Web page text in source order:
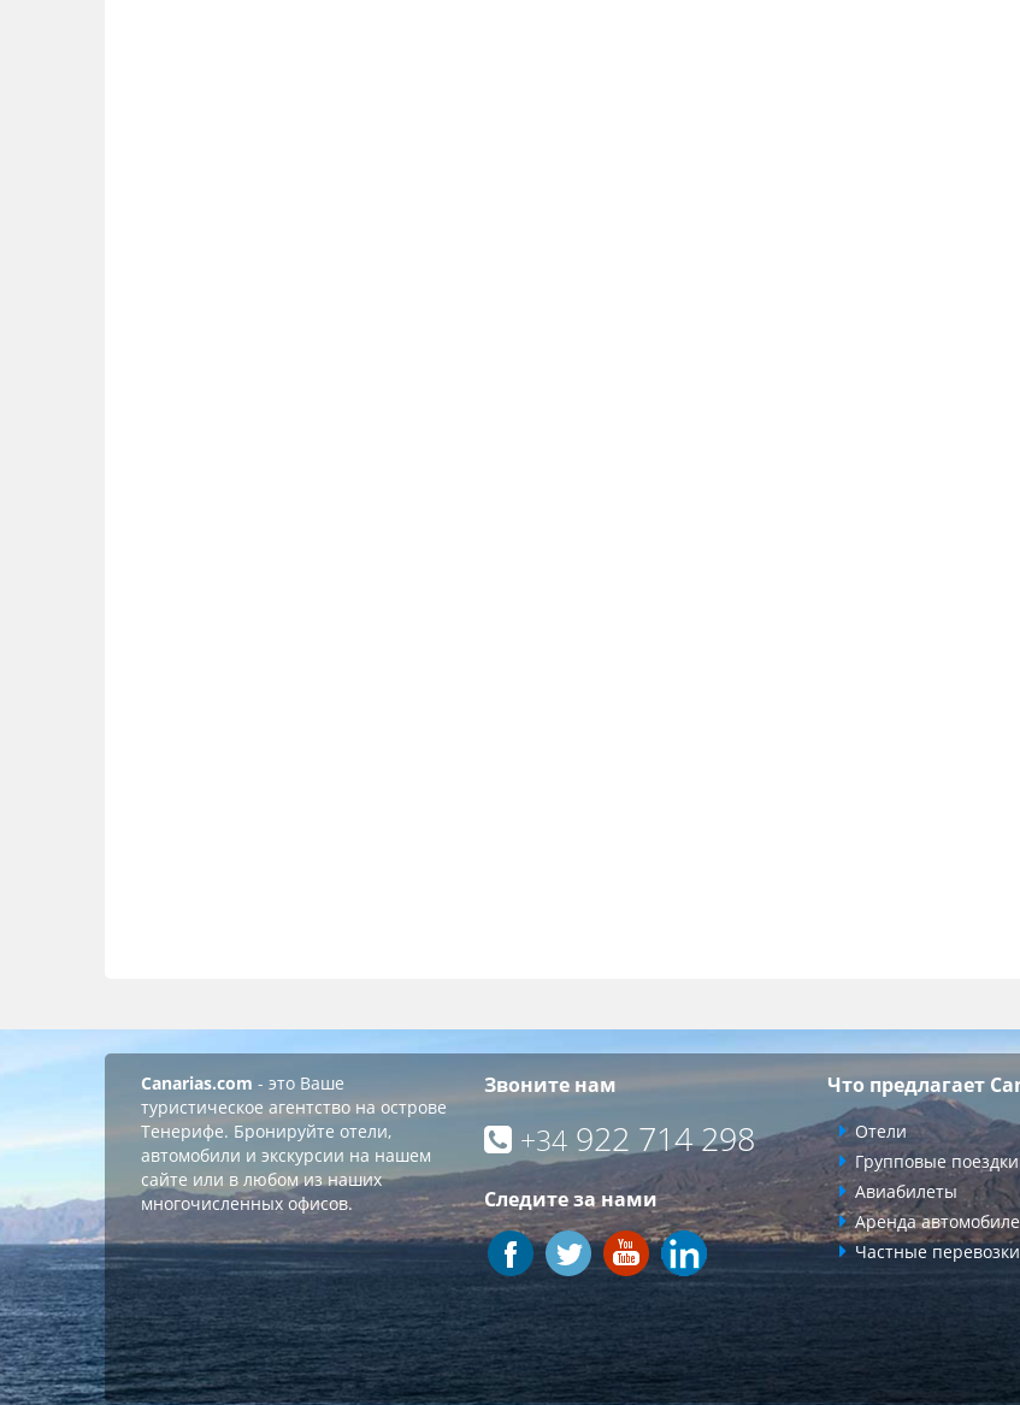
Canarias.com - это Ваше
туристическое агентство на острове
Тенерифе. Бронируйте отели,
автомобили и экскурсии на нашем
сайте или в любом из наших
многочисленных офисов.
Звоните нам
+34 922 714 298
Следите за нами
Что предлагает
Отели
Групповые поездки
Авиабилеты
Аренда
Частные перевозки